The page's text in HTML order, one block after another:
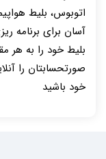
اتوبوس، بلیط
آسان برای برنامه
بلیط خود را به هر
صورتحسابتان را
خود باشید